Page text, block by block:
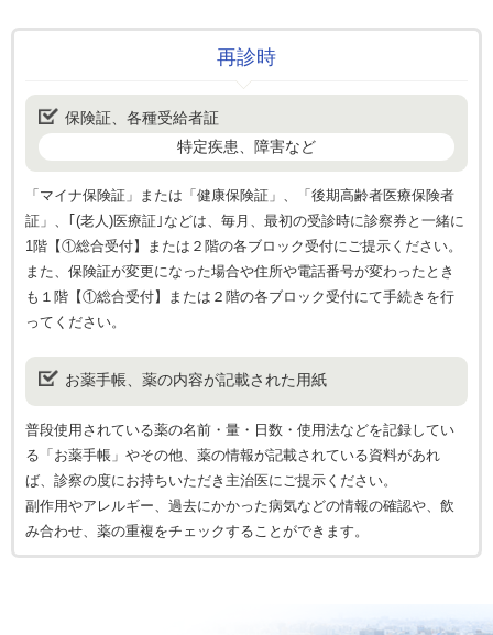
再診時
保険証、各種受給者証
特定疾患、障害など
「マイナ保険証」または「健康保険証」、「後期高齢者医療保険者
証」、｢(老人)医療証｣などは、毎月、最初の受診時に診察券と一緒に
1階【①総合受付】または２階の各ブロック受付にご提示ください。
また、保険証が変更になった場合や住所や電話番号が変わったとき
も１階【①総合受付】または２階の各ブロック受付にて手続きを行
ってください。
お薬手帳、薬の内容が記載された用紙
普段使用されている薬の名前・量・日数・使用法などを記録してい
る「お薬手帳」やその他、薬の情報が記載されている資料があれ
ば、診察の度にお持ちいただき主治医にご提示ください。
副作用やアレルギー、過去にかかった病気などの情報の確認や、飲
み合わせ、薬の重複をチェックすることができます。